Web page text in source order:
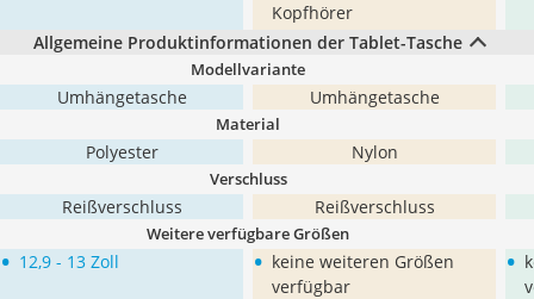
Kopfhörer
Allgemeine Produktinformationen der Tablet-Tasche
Modellvariante
Umhängetasche Umhängetasche
Material
Polyester Nylon
Verschluss
Reißverschluss Reißverschluss
Weitere verfügbare Größen
• 12,9 - 13 Zoll • keine weiteren Größen
verfügbar
•